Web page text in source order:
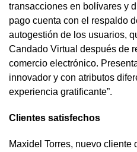
transacciones en bolívares y
pago cuenta con el respaldo
autogestión de los usuarios,
Candado Virtual después de
comercio electrónico.
innovador y con atributos
experiencia gratificante”.
Clientes satisfechos
Maxidel Torres, nuevo cliente